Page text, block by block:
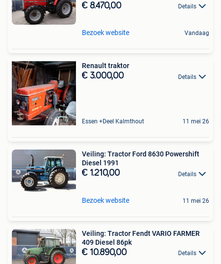
€ 8.470,00 Details
Bezoek website Vandaag
Renault traktor
€ 3.000,00 Details
Essen +Deel Kalmthout 11 mei 26
Veiling: Tractor Ford 8630 Powershift
Diesel 1991
€ 1.210,00 Details
Bezoek website 11 mei 26
Veiling: Tractor Fendt VARIO FARMER
409 Diesel 86pk
€ 10.890,00 Details